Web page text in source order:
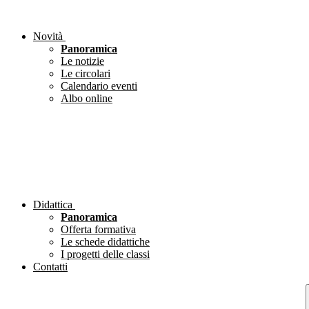
Novità
Panoramica
Le notizie
Le circolari
Calendario eventi
Albo online
Didattica
Panoramica
Offerta formativa
Le schede didattiche
I progetti delle classi
Contatti